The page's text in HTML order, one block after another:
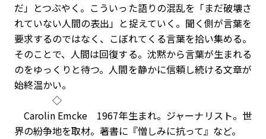
だ」とつぶやく。こういった語りの混乱を「まだ破壊さ
れていない人間の表出」と捉えていく。聞く側が言葉を
要求するのではなく、こぼれてくる言葉を拾い集める。
そのことで、人間は回復する。沈黙から言葉が生まれる
のをゆっくりと待つ。人間を静かに信頼し続ける文章が
始終温かい。
◇
Carolin Emcke 1967年生まれ。ジャーナリスト。世
界の紛争地を取材。著書に『憎しみに抗って』など。